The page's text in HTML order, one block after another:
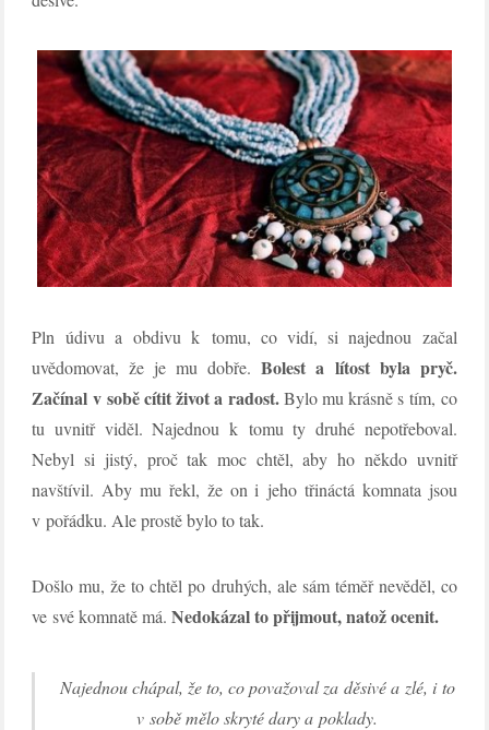
Pln údivu a obdivu k tomu, co vidí, si najednou začal
uvědomovat, že je mu dobře. Bolest a lítost byla pryč.
Začínal v sobě cítit život a radost.Bylo mu krásně s tím, co
tu uvnitř viděl. Najednou k tomu ty druhé nepotřeboval.
Nebyl si jistý, proč tak moc chtěl, aby ho někdo uvnitř
navštívil. Aby mu řekl, že on i jeho třináctá komnata jsou
v pořádku. Ale prostě bylo to tak.
Došlo mu, že to chtěl po druhých, ale sám téměř nevěděl, co
ve své komnatě má.Nedokázal to přijmout, natož ocenit.
Najednou chápal, že to, co považoval za děsivé a zlé, i to
v sobě mělo skryté dary a poklady.